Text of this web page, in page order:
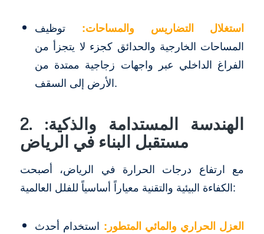
استغلال التضاريس والمساحات: توظيف
المساحات الخارجية والحدائق كجزء لا يتجزأ من
الفراغ الداخلي عبر واجهات زجاجية ممتدة من
الأرض إلى السقف.
2. الهندسة المستدامة والذكية:
مستقبل البناء في الرياض
مع ارتفاع درجات الحرارة في الرياض، أصبحت
الكفاءة البيئية والتقنية معياراً أساسياً للفلل العالمية:
العزل الحراري والمائي المتطور: استخدام أحدث